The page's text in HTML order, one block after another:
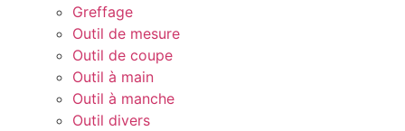
Greffage
Outil de mesure
Outil de coupe
Outil à main
Outil à manche
Outil divers